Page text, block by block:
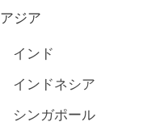
アジア
インド
インドネシア
シンガポール